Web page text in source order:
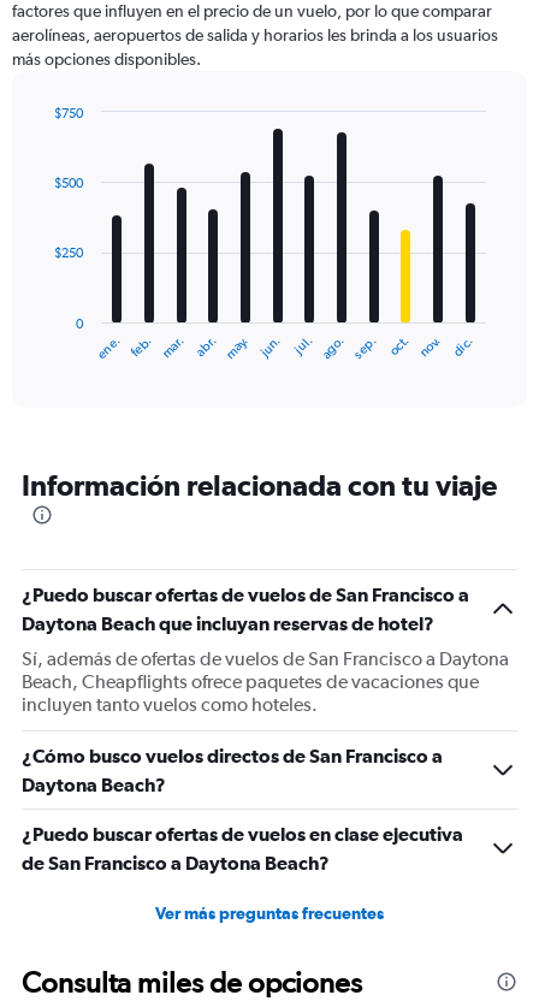
factores que influyen en el precio de un vuelo, por lo que comparar
aerolíneas, aeropuertos de salida y horarios les brinda a los usuarios
más opciones disponibles.
with
12
The
categories.
The
Y
axis
displaying
values.
Range:
0
750.
ene. feb. mar. abr. may. jun. jul. ago. sep. oct. nov. dic.
0
$250
$500
$750
Información relacionada con tu viaje
¿Puedo buscar ofertas de vuelos de San Francisco a
Daytona Beach que incluyan reservas de hotel?
Sí, además de ofertas de vuelos de San Francisco a Daytona
Beach, Cheapflights ofrece paquetes de vacaciones que
incluyen tanto vuelos como hoteles.
¿Cómo busco vuelos directos de San Francisco a
Daytona Beach?
¿Puedo buscar ofertas de vuelos en clase ejecutiva
de San Francisco a Daytona Beach?
Ver más preguntas frecuentes
Consulta miles de opciones